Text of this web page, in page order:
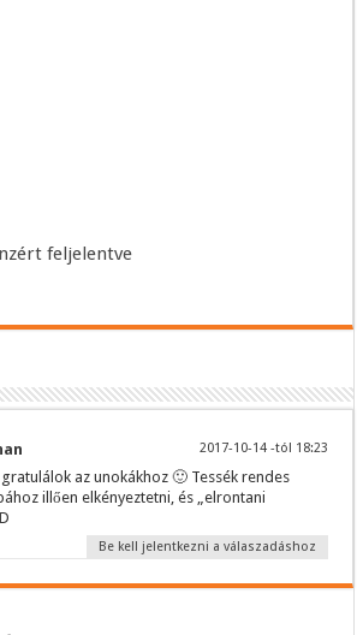
feljelentve
2017-10-14 -tól 18:23
az unokákhoz 🙂 Tessék rendes
illően elkényeztetni, és „elrontani
Be kell jelentkezni a válaszadáshoz